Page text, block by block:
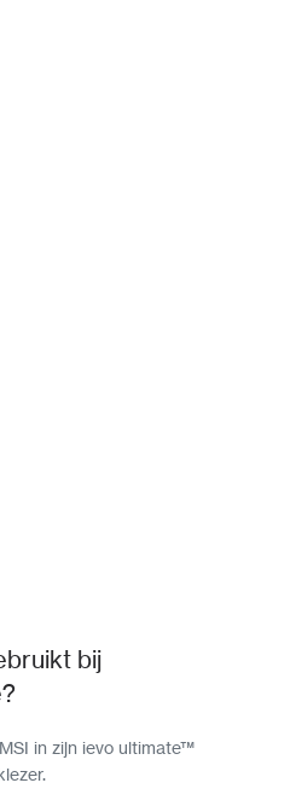
bij
in zijn ievo ultimate™